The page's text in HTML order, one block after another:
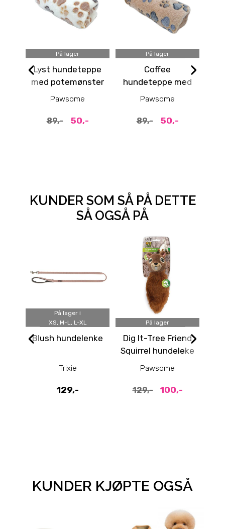
På lager
Lyst hundeteppe
med potemønster
50x75cm
Pawsome
89,- 50,-
På lager
Coffee
hundeteppe med
potemønster
Pawsome
89,- 50,-
‹ ›
KUNDER SOM SÅ PÅ DETTE
SÅ OGSÅ PÅ
På lager i
XS, M-L, L-XL
Blush hundelenke
Trixie
129,-
På lager
Dig It-Tree Friend
Squirrel hundeleke
Pawsome
129,- 100,-
‹ ›
KUNDER KJØPTE OGSÅ